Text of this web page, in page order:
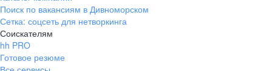
Поиск по вакансиям в Дивноморском
Сетка: соцсеть для нетворкинга
Соискателям
hh PRO
Готовое резюме